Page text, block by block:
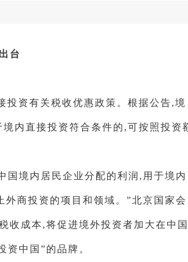
台
投资有关税收优惠政策。根据公告,境
内直接投资符合条件的,可按照投资
国境内居民企业分配的利润,用于境内
商投资的项目和领域。”北京国家会
收成本,将促进境外投资者加大在中国
中国”的品牌。